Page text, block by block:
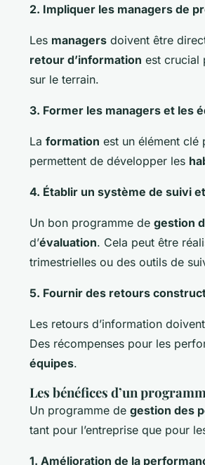
2. Impliquer les managers de
Les managers doivent être
retour d’information est crucial
sur le terrain.
3. Former les managers et les
La formation est un élément clé
permettent de développer les
4. Établir un système de suivi
Un bon programme de gestion
d’évaluation. Cela peut être
trimestrielles ou des outils de
5. Fournir des retours
Les retours d’information
Des récompenses pour les
équipes.
Les bénéfices d’un
Un programme de gestion des
tant pour l’entreprise que pour
1. Amélioration de la